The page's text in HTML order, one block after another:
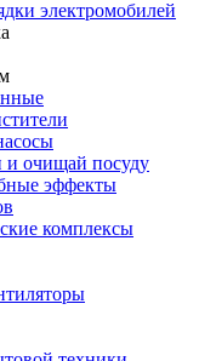
электромобилей
и очищай посуду
эффекты
комплексы